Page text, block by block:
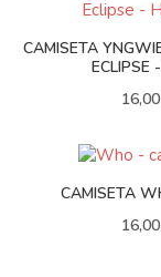
CAMISETA
ECLIPSE
CAMISETA